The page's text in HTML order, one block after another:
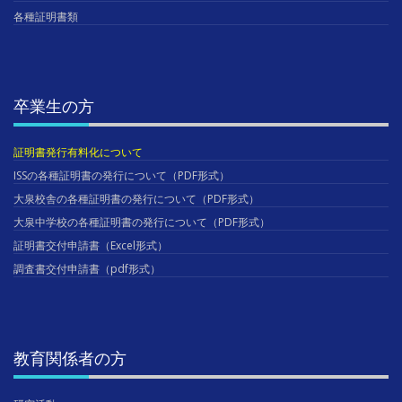
各種証明書類
卒業生の方
証明書発行有料化について
ISSの各種証明書の発行について（PDF形式）
大泉校舎の各種証明書の発行について（PDF形式）
大泉中学校の各種証明書の発行について（PDF形式）
証明書交付申請書（Excel形式）
調査書交付申請書（pdf形式）
教育関係者の方